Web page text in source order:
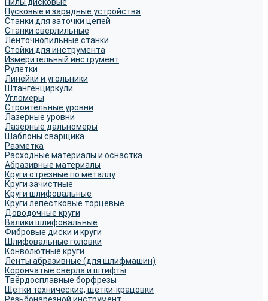
Пусковые и зарядные устройства
Станки для заточки цепей
Станки сверлильные
Ленточнопильные станки
Стойки для инструмента
Измерительный инструмент
Рулетки
Линейки и угольники
Штангенциркули
Угломеры
Строительные уровни
Лазерные уровни
Лазерные дальномеры
Шаблоны сварщика
Разметка
Расходные материалы и оснастка
Абразивные материалы
Круги отрезные по металлу
Круги зачистные
Круги шлифовальные
Круги лепестковые торцевые
Доводочные круги
Валики шлифовальные
Фибровые диски и круги
Шлифовальные головки
Конволютные круги
Ленты абразивные (для шлифмашин)
Корончатые сверла и штифты
Твёрдосплавные борфрезы
Щетки технические, щетки-крацовки